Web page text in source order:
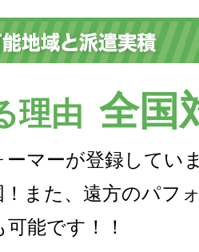
理由 全国
ーマーが登録してい
また、遠方のパフ
能です！！